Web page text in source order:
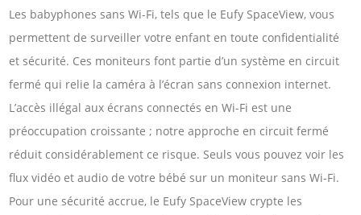
Les babyphones sans Wi-Fi, tels que le Eufy SpaceView, vous
permettent de surveiller votre enfant en toute confidentialité
et sécurité. Ces moniteurs font partie d’un système en circuit
fermé qui relie la caméra à l’écran sans connexion internet.
L’accès illégal aux écrans connectés en Wi-Fi est une
préoccupation croissante ; notre approche en circuit fermé
réduit considérablement ce risque. Seuls vous pouvez voir les
flux vidéo et audio de votre bébé sur un moniteur sans Wi-Fi.
Pour une sécurité accrue, le Eufy SpaceView crypte les